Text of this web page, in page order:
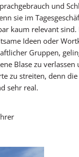
und
sie im
kaum relevant sind.
Ideen oder
Gruppen,
Blase zu verlassen
zu streiten, denn die
sehr real.